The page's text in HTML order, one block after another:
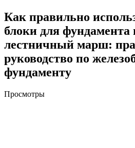
Как правильно
блоки для фундамента
лестничный марш:
руководство по
фундаменту
Просмотры